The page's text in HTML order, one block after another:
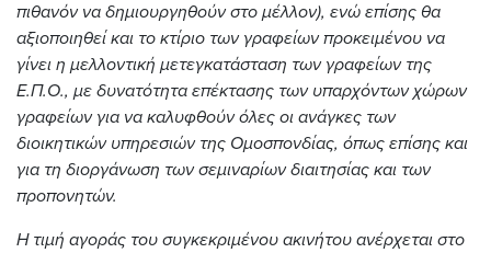
πιθανόν να δημιουργηθούν στο μέλλον), ενώ επίσης θα
αξιοποιηθεί και το κτίριο των γραφείων προκειμένου να
γίνει η μελλοντική μετεγκατάσταση των γραφείων της
Ε.Π.Ο., με δυνατότητα επέκτασης των υπαρχόντων χώρων
γραφείων για να καλυφθούν όλες οι ανάγκες των
διοικητικών υπηρεσιών της Ομοσπονδίας, όπως επίσης και
για τη διοργάνωση των σεμιναρίων διαιτησίας και των
προπονητών.
Η τιμή αγοράς του συγκεκριμένου ακινήτου ανέρχεται στο